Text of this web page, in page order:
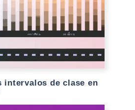
intervalos de clase en